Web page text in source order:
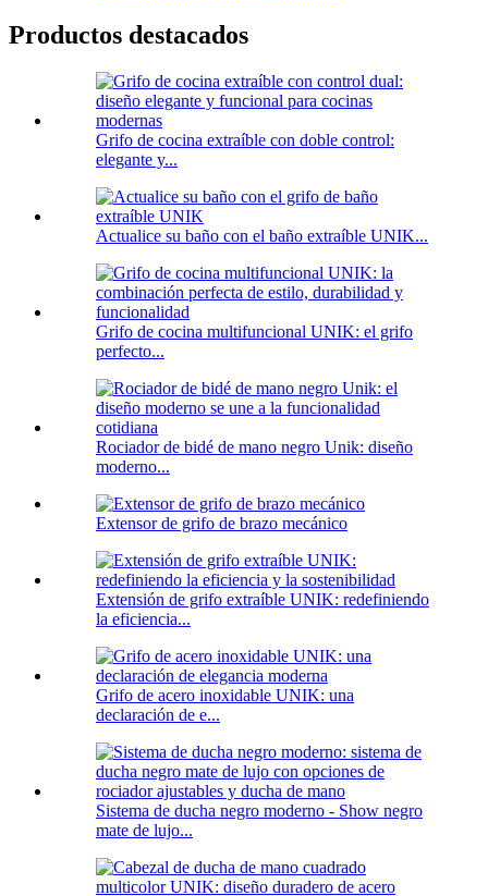
Productos destacados
Grifo de cocina extraíble con doble control:
elegante y...
Actualice su baño con el baño extraíble UNIK...
Grifo de cocina multifuncional UNIK: el grifo
perfecto...
Rociador de bidé de mano negro Unik: diseño
moderno...
Extensor de grifo de brazo mecánico
Extensión de grifo extraíble UNIK: redefiniendo
la eficiencia...
Grifo de acero inoxidable UNIK: una
declaración de e...
Sistema de ducha negro moderno - Show negro
mate de lujo...